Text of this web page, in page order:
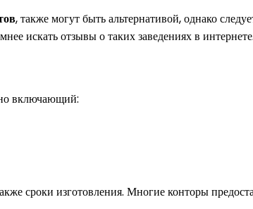
, также могут быть альтернативой, однако
искать отзывы о таких заведениях в интернете.
включающий:
сроки изготовления. Многие конторы